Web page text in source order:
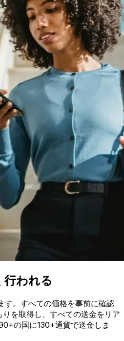
行われる
す。すべての価格を事前に確認
を取得し、すべての送金をリア
の国に130+通貨で送金しま